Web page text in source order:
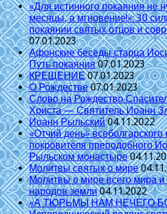
«Для истинного покаяния не
месяцы, а мгновение!»: 30
покаянии святых отцов и
07.01.2023
Афонские беседы старца
Путь покаяния 07.01.2023
КРЕЩЕНИЕ 07.01.2023
О Рождестве 07.01.2023
Слово на Рождество
Христа — Святитель Иоанн
Иоанн Рыльский 04.11.2022
«Отчий день» всеболгарского
покровителя преподобного
Рыльском монастыре
Молитвы святых о мире
Молитвы о мире всего мира
народов земли 04.11.2022
«А ТЮРЬМЫ НАМ НЕЧЕГО